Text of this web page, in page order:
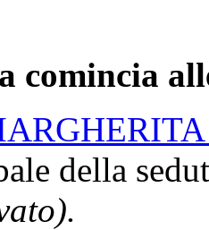
comincia
della